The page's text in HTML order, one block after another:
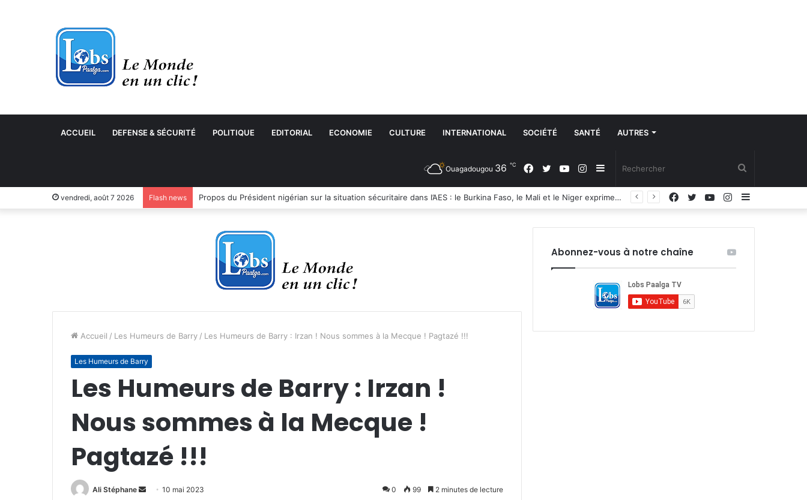
ACCUEIL DEFENSE & SÉCURITÉ POLITIQUE EDITORIAL ECONOMIE CULTURE INTERNATIONAL SOCIÉTÉ SANTÉ AUTRES
Sidebar
(barre
Instagram
YouTube
Twitter
Facebook
Ouagadougou 36 ℃
vendredi, août 7 2026 Flash news Avis de recrutement : quatre agents commerciaux terrain, trois vendeurs showroom et un responsable des ressources humaines business partner
Sidebar
Instagram
YouTube
Twitter
Facebook
Accueil / Les Humeurs de Barry / Les Humeurs de Barry : Irzan ! Nous sommes à la Mecque ! Pagtazé !!!
Les Humeurs de Barry
Les Humeurs de Barry : Irzan !
Nous sommes à la Mecque !
Pagtazé !!!
Ali Stéphane
Envoyer10 mai 2023 0 99 2 minutes de lecture
Abonnez-vous à notre chaîne